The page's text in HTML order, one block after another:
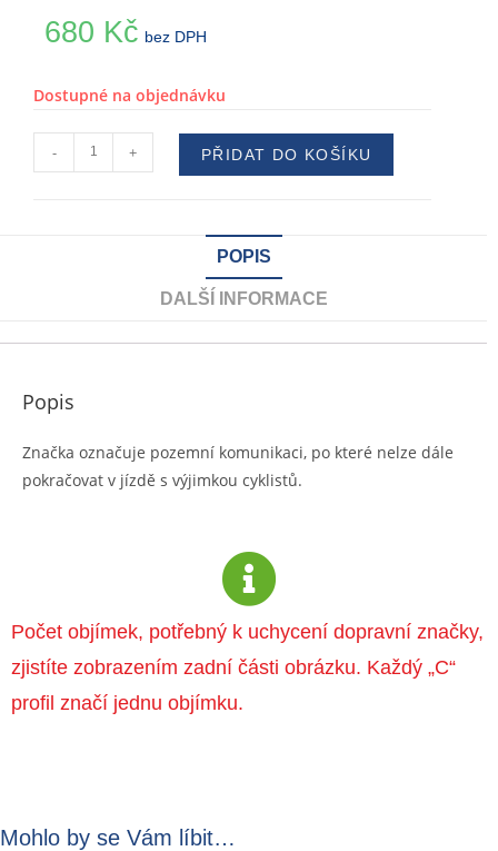
680 Kč bez DPH
Dostupné na objednávku
- + PŘIDAT DO KOŠÍKU
POPIS
DALŠÍ INFORMACE
Popis
Značka označuje pozemní komunikaci, po které nelze dále
pokračovat v jízdě s výjimkou cyklistů.
Počet objímek, potřebný k uchycení dopravní značky,
zjistíte zobrazením zadní části obrázku. Každý „C“
profil značí jednu objímku.
Mohlo by se Vám líbit…